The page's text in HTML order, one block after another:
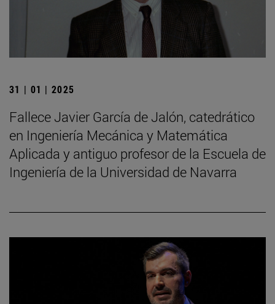
31 | 01 | 2025
Fallece Javier García de Jalón, catedrático
en Ingeniería Mecánica y Matemática
Aplicada y antiguo profesor de la Escuela de
Ingeniería de la Universidad de Navarra